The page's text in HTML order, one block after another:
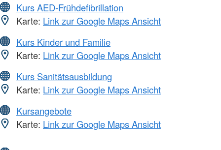
Kurs AED-Frühdefibrillation
Karte: Link zur Google Maps Ansicht
Kurs Kinder und Familie
Karte: Link zur Google Maps Ansicht
Kurs Sanitätsausbildung
Karte: Link zur Google Maps Ansicht
Kursangebote
Karte: Link zur Google Maps Ansicht